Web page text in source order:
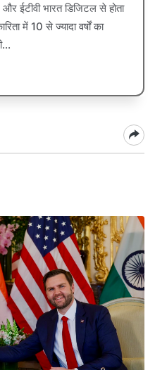
ईटीवी भारत डिजिटल से होता
में 10 से ज्यादा वर्षों का